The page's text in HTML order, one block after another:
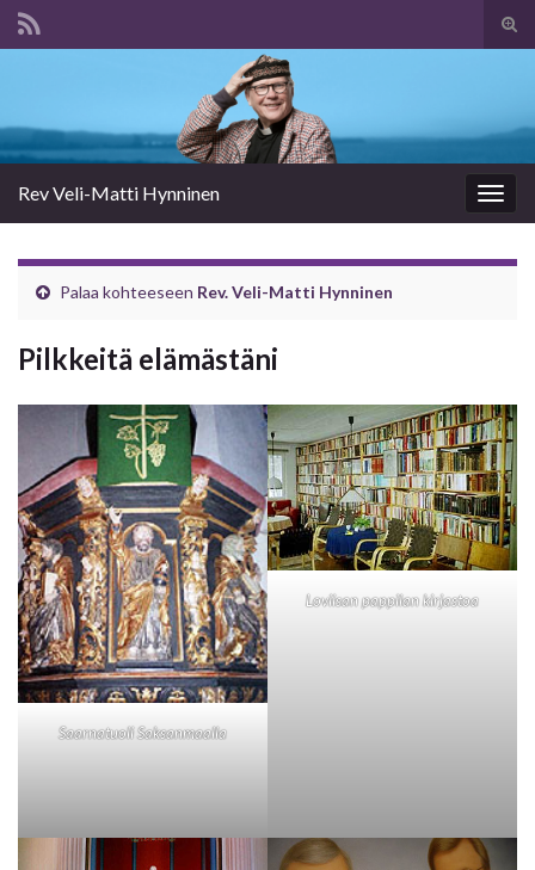
Rev Veli-Matti Hynninen
Palaa kohteeseen Rev. Veli-Matti Hynninen
Pilkkeitä elämästäni
Saarnatuoli Saksanmaalla
Loviisan pappilan kirjastoa